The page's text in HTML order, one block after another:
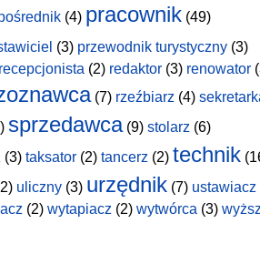
(4) pracownik (49)
(3) przewodnik turystyczny (3)
recepcjonista (2) redaktor (3) renowator
(7) rzeźbiarz (4)
sprzedawca(9) stolarz (6)
(3) taksator (2) tancerz (2) technik
uliczny (3) urzędnik (7) ustawiacz
(2) wytapiacz (2) wytwórca (3)